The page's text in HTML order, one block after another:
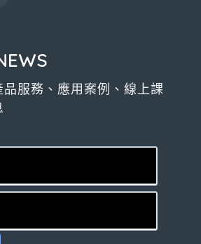
服務、應用案例、線上課